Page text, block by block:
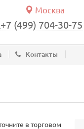
Москва
+7 (499) 704-30-75
Контакты
в торговом